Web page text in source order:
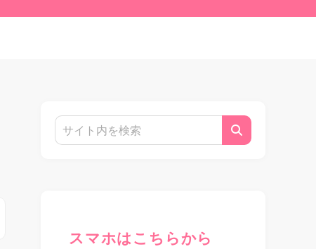
スマホはこちらから